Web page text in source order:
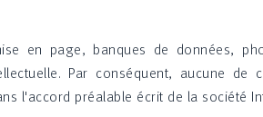
en page, banques de données,
Par conséquent, aucune
l'accord préalable écrit de la société